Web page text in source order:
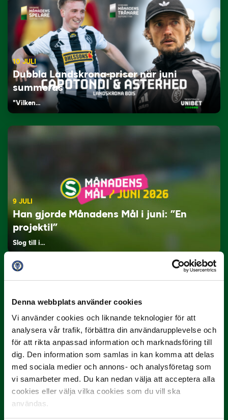
Denna webbplats använder cookies
Vi använder cookies och liknande teknologier för att
analysera vår trafik, förbättra din användarupplevelse och
för att rikta anpassad information och marknadsföring till
dig. Den information som samlas in kan komma att delas
med sociala medier och annons- och analysföretag som
vi samarbeter med. Du kan nedan välja att acceptera alla
cookies eller välja vilka cookies som du vill ska
användas.
10 JULI
Dubbla Landskrona-priser när juni
summeras
"Vilken…
9 JULI
Han gjorde Månadens Mål i juni: ”En
projektil”
Slog till i…
3 JULI
Rösta på Månadens Spelare i juni
Yttrar gör…